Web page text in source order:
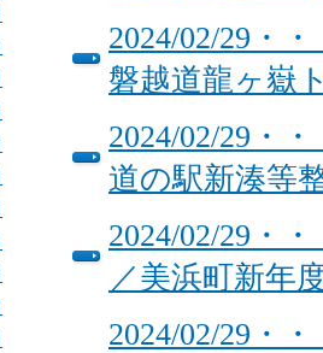
2024/02/29・
磐越道龍ヶ嶽
2024/02/29・
道の駅新湊等
2024/02/29・
／美浜町新年
2024/02/29・